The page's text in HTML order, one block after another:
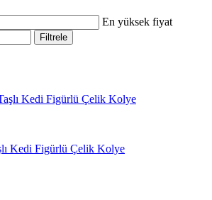
En yüksek fiyat
Filtrele
Kedi Figürlü Çelik Kolye